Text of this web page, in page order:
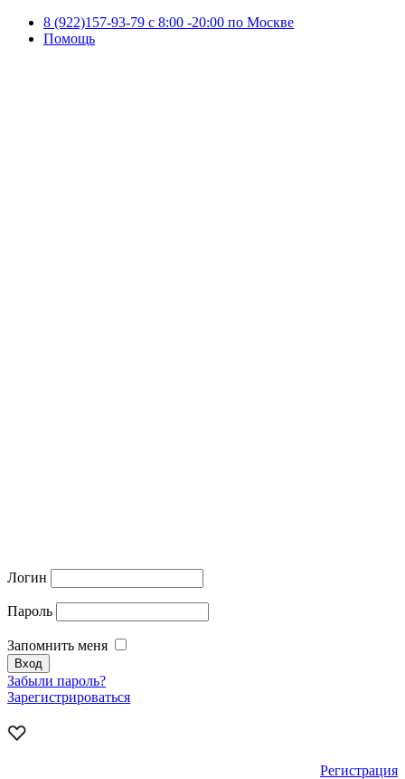
8 (922)157-93-79 c 8:00 -20:00 по Москве
Помощь
Логин
Пароль
Запомнить меня
Забыли пароль?
Зарегистрироваться
Регистрация